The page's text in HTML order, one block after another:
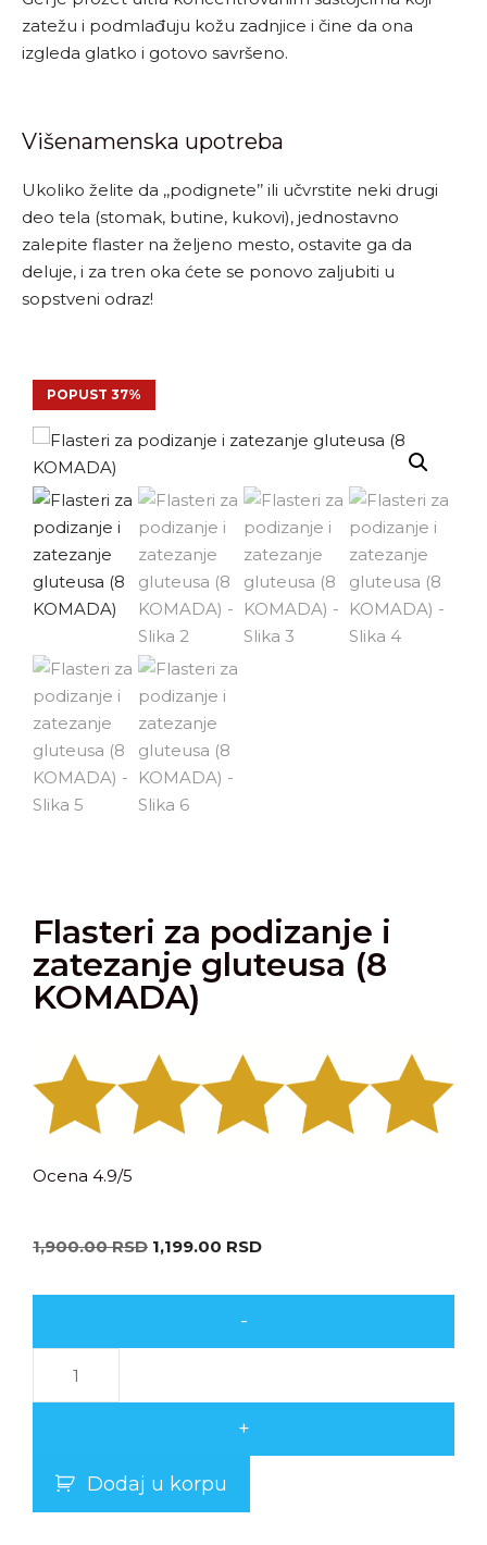
zatežu i podmlađuju kožu zadnjice i čine da ona
izgleda glatko i gotovo savršeno.
Višenamenska upotreba
Ukoliko želite da ,,podignete’’ ili učvrstite neki drugi
deo tela (stomak, butine, kukovi), jednostavno
zalepite flaster na željeno mesto, ostavite ga da
deluje, i za tren oka ćete se ponovo zaljubiti u
sopstveni odraz!
POPUST 37%
Flasteri za podizanje i
zatezanje gluteusa (8
KOMADA)
Ocena 4.9/5
1,900.00RSD 1,199.00 RSD
-
+
Dodaj u korpu